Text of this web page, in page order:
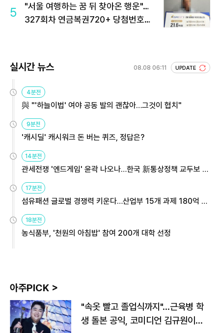
5
"서울 여행하는 꿈 뒤 찾아온 행운"…
327회차 연금복권720+ 당첨번호조
실시간 뉴스 08.08 06:11 UPDATE
4분전
與 "'하늘이법' 여야 공동 발의 괜찮아…그것이 협치"
9분전
'캐시딜' 캐시워크 돈 버는 퀴즈, 정답은?
14분전
관세전쟁 '엔드게임' 윤곽 나오나…한국 新통상정책 교두보 활
17분전
섬유패션 글로벌 경쟁력 키운다…산업부 15개 과제 180억 지
18분전
농식품부, '천원의 아침밥' 참여 200개 대학 선정
아주PICK >
"속옷 빨고 졸업식까지"…근육병 학
생 돌본 공익, 코미디언 김규원이었